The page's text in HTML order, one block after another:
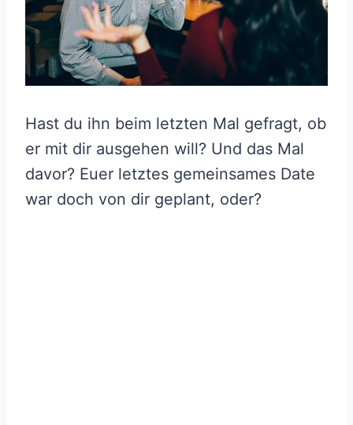
Hast du ihn beim letzten Mal gefragt, ob
er mit dir ausgehen will? Und das Mal
davor? Euer letztes gemeinsames Date
war doch von dir geplant, oder?